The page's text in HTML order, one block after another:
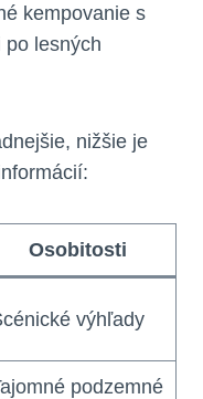
kempovanie ​s
po lesných
nižšie je
Osobitosti
výhľady
​podzemné